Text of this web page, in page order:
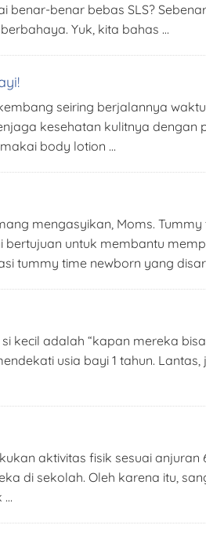
benar bebas SLS?
Yuk, kita bahas …
seiring berjalannya
kesehatan kulitnya
body lotion …
mengasyikan, Moms.
untuk membantu
tummy time newborn yang
adalah “kapan mereka bisa
usia bayi 1 tahun.
aktivitas fisik sesuai
di sekolah. Oleh karena itu,
…